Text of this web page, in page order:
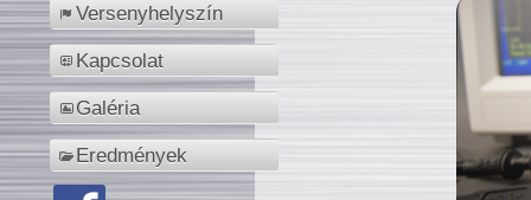
Versenyhelyszín
Kapcsolat
Galéria
Eredmények